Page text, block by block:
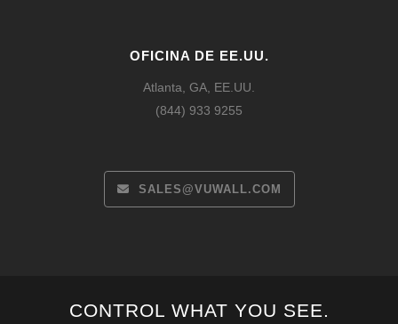
OFICINA DE EE.UU.
Atlanta, GA, EE.UU.
(844) 933 9255
SALES@VUWALL.COM
CONTROL WHAT YOU SEE.